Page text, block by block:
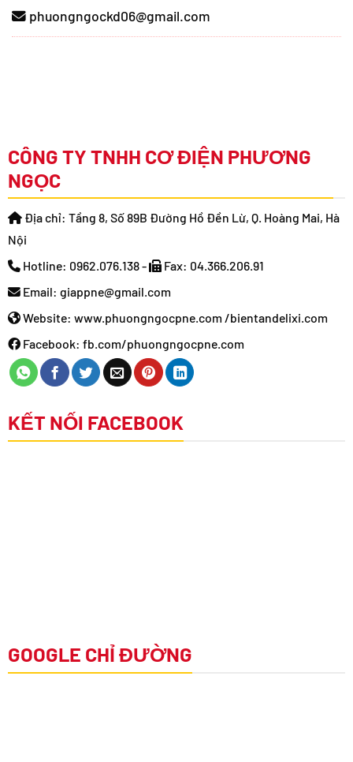
phuongngockd06@gmail.com
CÔNG TY TNHH CƠ ĐIỆN PHƯƠNG
NGỌC
Địa chỉ: Tầng 8, Số 89B Đường Hồ Đền Lừ, Q. Hoàng Mai, Hà
Nội
Hotline: 0962.076.138 -
Fax: 04.366.206.91
Email: giappne@gmail.com
Website: www.phuongngocpne.com /bientandelixi.com
Facebook: fb.com/phuongngocpne.com
KẾT NỐI FACEBOOK
GOOGLE CHỈ ĐƯỜNG